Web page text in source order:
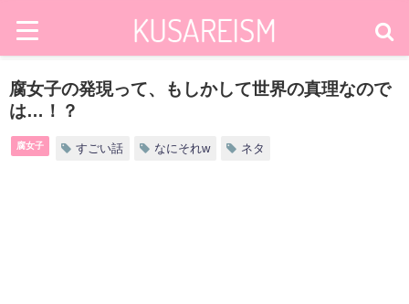
腐女子の発現って、もしかして世界の真理なので
は…！？
腐女子 すごい話 なにそれw ネタ